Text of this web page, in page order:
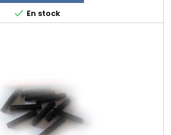
 En stock